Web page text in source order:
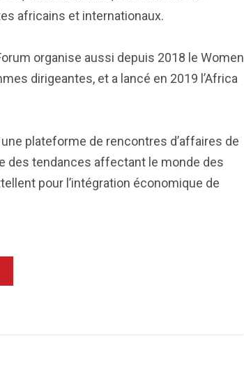
africains et internationaux.
organise aussi depuis 2018 le Women
dirigeantes, et a lancé en 2019 l’Africa
plateforme de rencontres d’affaires de
des tendances affectant le monde des
pour l’intégration économique de